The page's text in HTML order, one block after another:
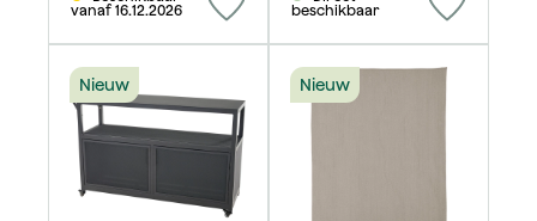
vanaf 16.12.2026
beschikbaar
Nieuw Nieuw